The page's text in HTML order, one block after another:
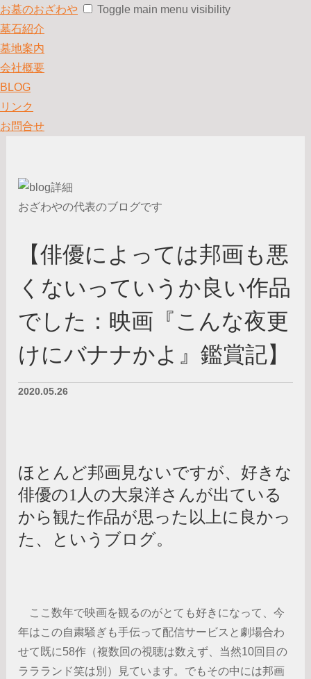
お墓のおざわや
Toggle main menu visibility
墓石紹介
墓地案内
会社概要
BLOG
リンク
お問合せ
おざわやの代表のブログです
【俳優によっては邦画も悪
くないっていうか良い作品
でした：映画『こんな夜更
けにバナナかよ』鑑賞記】
2020.05.26
ほとんど邦画見ないですが、好きな
俳優の1人の大泉洋さんが出ている
から観た作品が思った以上に良かっ
た、というブログ。
ここ数年で映画を観るのがとても好きになって、今
年はこの自粛騒ぎも手伝って配信サービスと劇場合わ
せて既に58作（複数回の視聴は数えず、当然10回目の
ララランド笑は別）見ています。でもその中には邦画